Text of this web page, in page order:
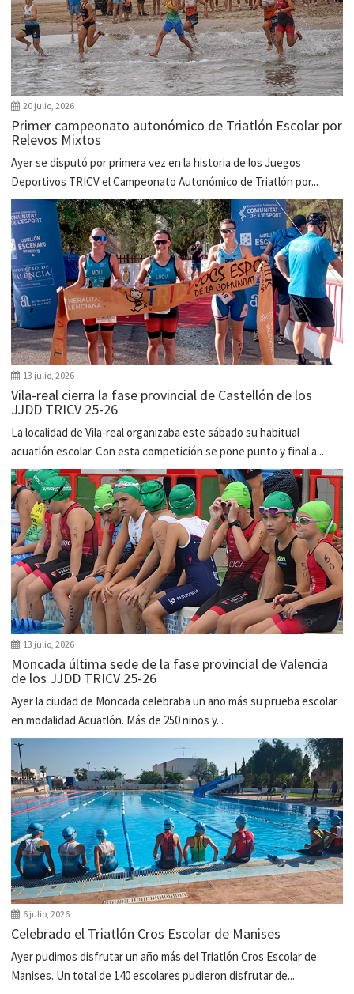
20 julio, 2026
Primer campeonato autonómico de Triatlón Escolar por
Relevos Mixtos
Ayer se disputó por primera vez en la historia de los Juegos
Deportivos TRICV el Campeonato Autonómico de Triatlón por...
13 julio, 2026
Vila-real cierra la fase provincial de Castellón de los
JJDD TRICV 25-26
La localidad de Vila-real organizaba este sábado su habitual
acuatlón escolar. Con esta competición se pone punto y final a...
13 julio, 2026
Moncada última sede de la fase provincial de Valencia
de los JJDD TRICV 25-26
Ayer la ciudad de Moncada celebraba un año más su prueba escolar
en modalidad Acuatlón. Más de 250 niños y...
6 julio, 2026
Celebrado el Triatlón Cros Escolar de Manises
Ayer pudimos disfrutar un año más del Triatlón Cros Escolar de
Manises. Un total de 140 escolares pudieron disfrutar de...